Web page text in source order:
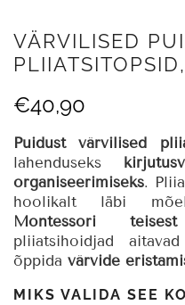
VÄRVILISED
€40,90
Puidust värvilised
lahenduseks
organiseerimiseks.
hoolikalt läbi
Montessori
pliiatsihoidjad
õppida värvide
MIKS VALIDA SEE